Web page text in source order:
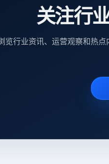
关注行
览行业资讯、运营观察和热